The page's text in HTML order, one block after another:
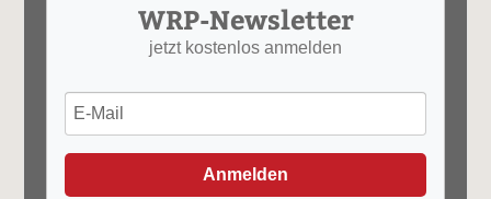
WRP-Newsletter
jetzt kostenlos anmelden
Anmelden